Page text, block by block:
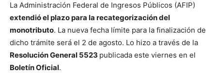
La Administración Federal de Ingresos Públicos (AFIP)
extendió el plazo para la recategorización del
monotributo. La nueva fecha límite para la finalización de
dicho trámite será el 2 de agosto. Lo hizo a través de la
Resolución General 5523 publicada este viernes en el
Boletín Oficial.